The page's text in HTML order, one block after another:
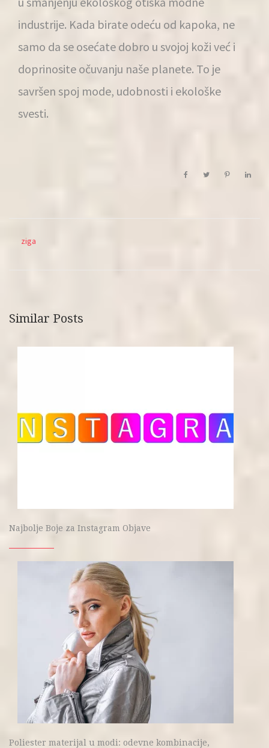
industrije. Kada birate odeću od kapoka, ne
samo da se osećate dobro u svojoj koži već i
doprinosite očuvanju naše planete. To je
savršen spoj mode, udobnosti i ekološke
svesti.
ziga
Similar Posts
Najbolje Boje za Instagram Objave
Poliester materijal u modi: odevne kombinacije,